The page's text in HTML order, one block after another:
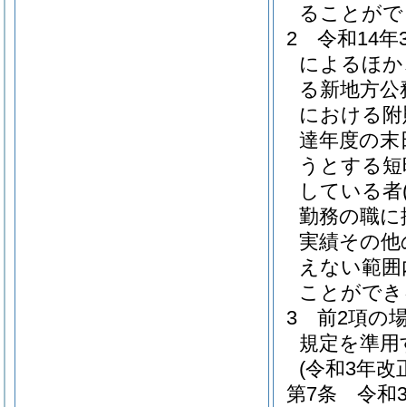
ることが
2
令和14年
によるほ
る新地方
における
達年度の
うとする
している者
勤務の職
実績その
えない範
ことがで
3
前2項の
規定を準用
(令和3年改
第7条
令和